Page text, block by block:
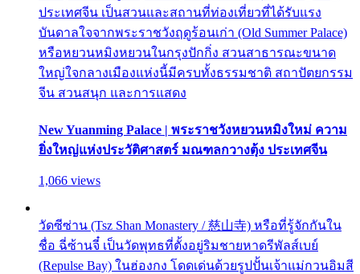
ประเทศจีน เป็นสวนและสถานที่ท่องเที่ยวที่ได้รับแรง
บันดาลใจจากพระราชวังฤดูร้อนเก่า (Old Summer Palace)
หรือหยวนหมิงหยวนในกรุงปักกิ่ง สวนสาธารณะขนาด
ใหญ่ใจกลางเมืองแห่งนี้มีครบทั้งธรรมชาติ สถาปัตยกรรม
จีน สวนสนุก และการแสดง
New Yuanming Palace | พระราชวังหยวนหมิงใหม่ ความ
ยิ่งใหญ่แห่งประวัติศาสตร์ มณฑลกวางตุ้ง ประเทศจีน
1,066 views
วัดซีซ่าน (Tsz Shan Monastery / 慈山寺) หรือที่รู้จักกันใน
ชื่อ ฉี่ซ้านจี๋ เป็นวัดพุทธที่ตั้งอยู่ริมชายหาดรีพัลส์เบย์
(Repulse Bay) ในฮ่องกง โดดเด่นด้วยรูปปั้นเจ้าแม่กวนอิมสี